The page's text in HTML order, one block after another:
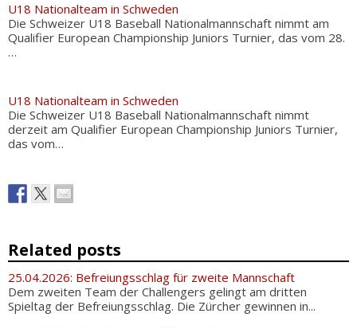
U18 Nationalteam in Schweden
Die Schweizer U18 Baseball Nationalmannschaft nimmt am
Qualifier European Championship Juniors Turnier, das vom 28.
…
U18 Nationalteam in Schweden
Die Schweizer U18 Baseball Nationalmannschaft nimmt
derzeit am Qualifier European Championship Juniors Turnier,
das vom…
Related posts
25.04.2026: Befreiungsschlag für zweite Mannschaft
Dem zweiten Team der Challengers gelingt am dritten
Spieltag der Befreiungsschlag. Die Zürcher gewinnen in...